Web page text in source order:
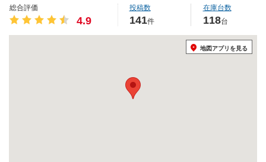
総合評価
4.9
投稿数
141件
在庫台数
118台
地図アプリを見る